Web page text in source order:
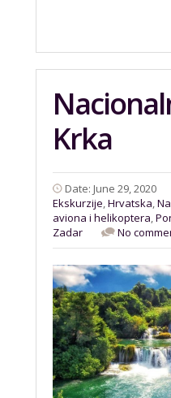
Krka
Date: June 29, 2020
Ekskurzije,Hrvatska,
aviona i helikoptera,
Zadar
No